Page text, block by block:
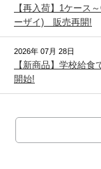
【再入荷】1ケース
ーザイ) 販売再開!
2026年 07月 28日
【新商品】学校給
開始!